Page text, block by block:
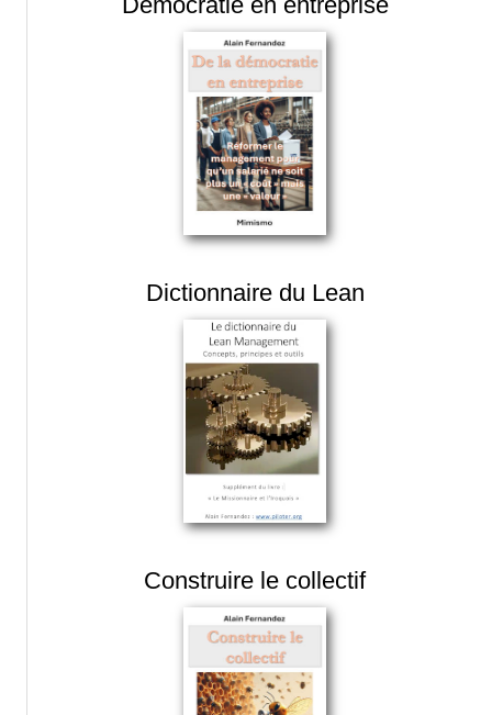
Dictionnaire du Lean
Construire le collectif